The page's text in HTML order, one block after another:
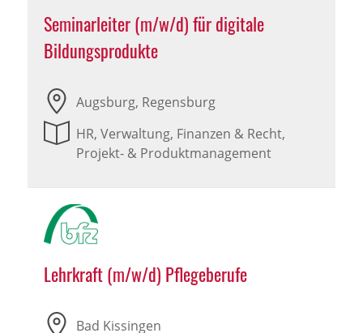
Seminarleiter (m/w/d) für digitale
Bildungsprodukte
Augsburg, Regensburg
HR, Verwaltung, Finanzen & Recht,
Projekt- & Produktmanagement
Lehrkraft (m/w/d) Pflegeberufe
Bad Kissingen